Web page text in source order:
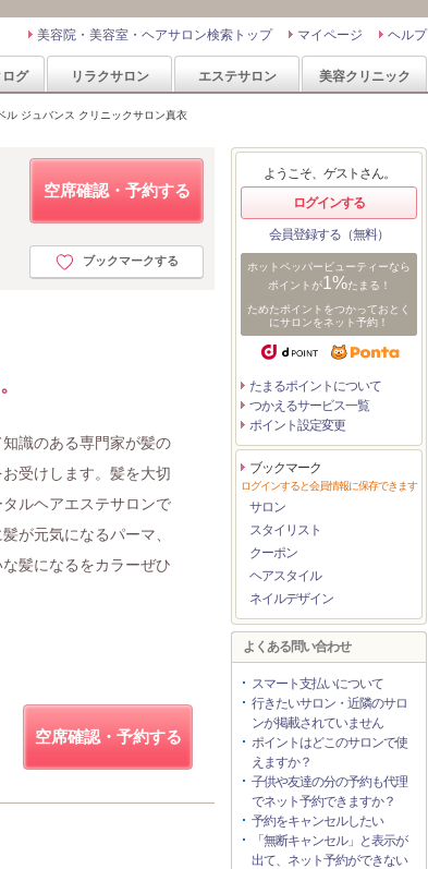
ヘルプ
マイページ
美容院・美容室・ヘアサロン検索トップ
グ リラクサロン エステサロン 美容クリニック
ル ジュバンス クリニックサロン真衣
空席確認・予約する
ブックマークする
識のある専門家が髪の
受けします。髪を大切
ルヘアエステサロンで
が元気になるパーマ、
髪になるをカラーぜひ
空席確認・予約する
ようこそ、ゲストさん。
ログインする
会員登録する（無料）
ホットペッパービューティーなら
ポイントが1%たまる！
ためたポイントをつかっておとく
にサロンをネット予約！
たまるポイントについて
つかえるサービス一覧
ポイント設定変更
ブックマーク
ログインすると会員情報に保存できます
サロン
スタイリスト
クーポン
ヘアスタイル
ネイルデザイン
よくある問い合わせ
スマート支払いについて
行きたいサロン・近隣のサロ
ンが掲載されていません
ポイントはどこのサロンで使
えますか？
子供や友達の分の予約も代理
でネット予約できますか？
予約をキャンセルしたい
「無断キャンセル」と表示が
出て、ネット予約ができない